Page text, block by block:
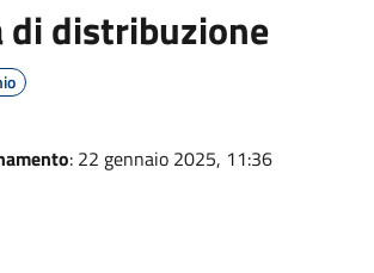
di distribuzione
: 22 gennaio 2025, 11:36